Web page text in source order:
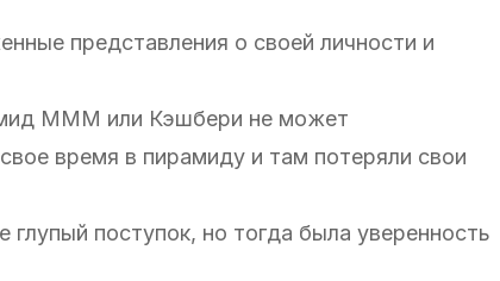
представления о своей личности и
МММ или Кэшбери не может
время в пирамиду и там потеряли свои
поступок, но тогда была уверенность